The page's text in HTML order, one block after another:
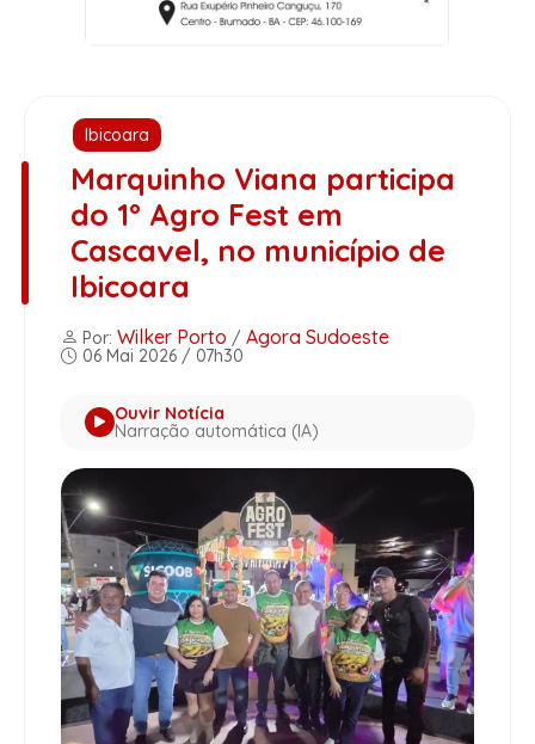
Ibicoara
Marquinho Viana participa
do 1º Agro Fest em
Cascavel, no município de
Ibicoara
Por: Wilker Porto / Agora Sudoeste
06 Mai 2026 / 07h30
Ouvir Notícia
Narração automática (IA)